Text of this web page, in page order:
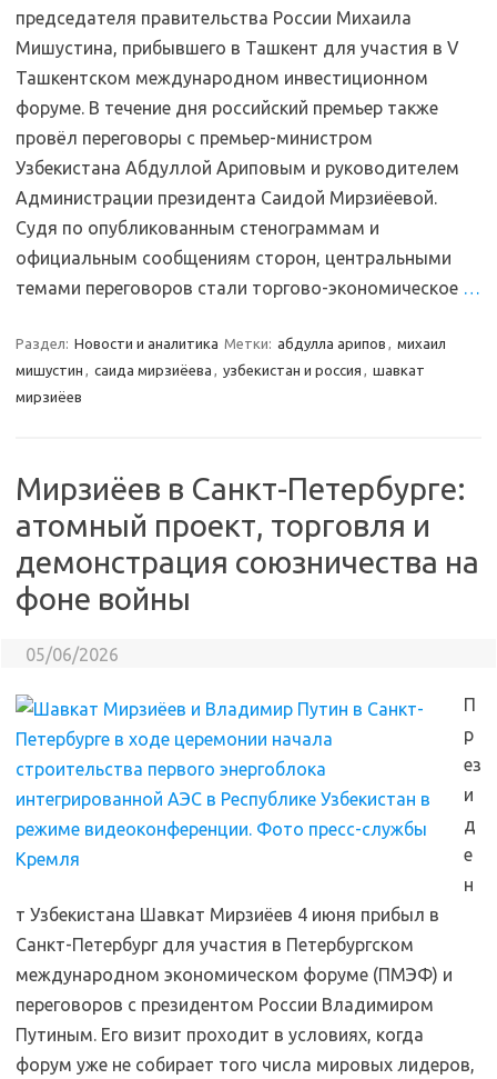
председателя правительства России Михаила
Мишустина, прибывшего в Ташкент для участия в V
Ташкентском международном инвестиционном
форуме. В течение дня российский премьер также
провёл переговоры с премьер-министром
Узбекистана Абдуллой Ариповым и руководителем
Администрации президента Саидой Мирзиёевой.
Судя по опубликованным стенограммам и
официальным сообщениям сторон, центральными
темами переговоров стали торгово-экономическое …
Раздел: Новости и аналитика Метки: абдулла арипов , михаил
мишустин , саида мирзиёева , узбекистан и россия , шавкат
мирзиёев
Мирзиёев в Санкт-Петербурге:
атомный проект, торговля и
демонстрация союзничества на
фоне войны
05/06/2026
П
р
ез
и
д
е
н
т Узбекистана Шавкат Мирзиёев 4 июня прибыл в
Санкт-Петербург для участия в Петербургском
международном экономическом форуме (ПМЭФ) и
переговоров с президентом России Владимиром
Путиным. Его визит проходит в условиях, когда
форум уже не собирает того числа мировых лидеров,